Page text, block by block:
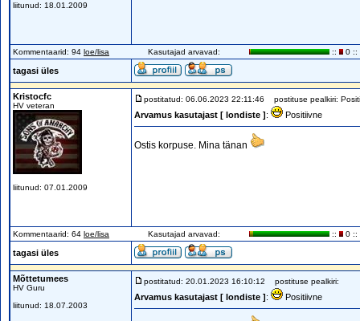
liitunud: 18.01.2009
Kommentaarid: 94 loe/lisa Kasutajad arvavad: :: 0 ::
tagasi üles
Kristocfc
HV veteran
liitunud: 07.01.2009
postitatud: 06.06.2023 22:11:46 postituse pealkiri:
Arvamus kasutajast [ londiste ]: Positiivne
Ostis korpuse. Mina tänan
Kommentaarid: 64 loe/lisa Kasutajad arvavad: :: 0 ::
tagasi üles
Mõttetumees
HV Guru
liitunud: 18.07.2003
postitatud: 20.01.2023 16:10:12 postituse pealkiri:
Arvamus kasutajast [ londiste ]: Positiivne